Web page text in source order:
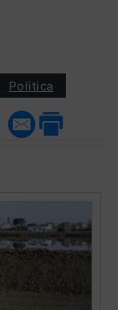
Politica